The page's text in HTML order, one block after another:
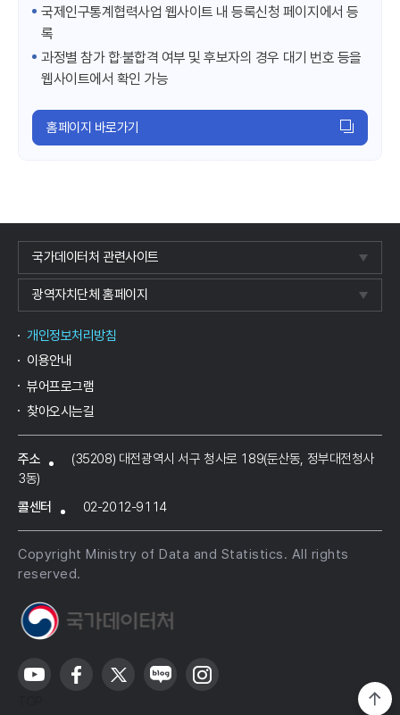
국제인구통계협력사업 웹사이트 내 등록신청 페이지에서 등
록
과정별 참가 합‧불합격 여부 및 후보자의 경우 대기 번호 등을
웹사이트에서 확인 가능
홈페이지 바로가기
개인정보처리방침
이용안내
뷰어프로그램
찾아오시는길
국가데이터처 관련사이트
광역자치단체 홈페이지
주소
(35208) 대전광역시 서구 청사로 189(둔산동, 정부대전청사
3동)
콜센터
02-2012-9114
Copyright Ministry of Data and Statistics. All rights
reserved.